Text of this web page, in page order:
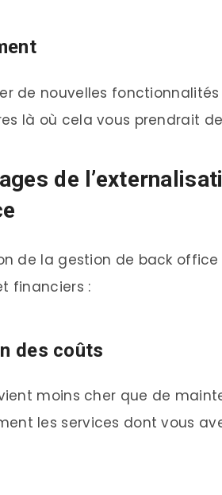
de nouvelles
là où cela vous prendrait
de
de la gestion de back
financiers :
des coûts
moins cher que de
les services dont vous